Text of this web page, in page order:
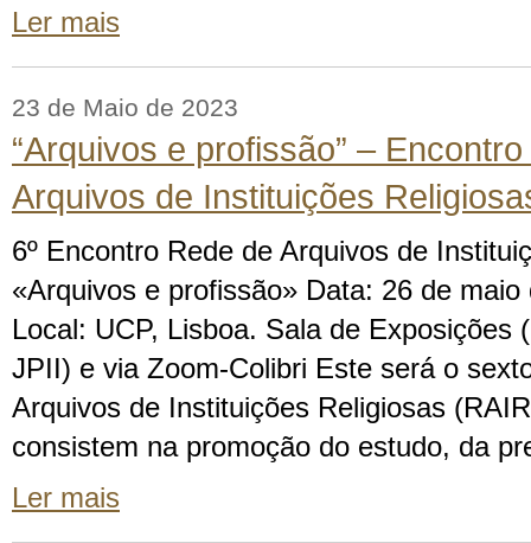
Ler mais
23 de Maio de 2023
“Arquivos e profissão” –
Arquivos de Instituições
6º Encontro Rede de Arquivos de
«Arquivos e profissão» Data: 26 de
Local: UCP, Lisboa. Sala de Exposições
JPII) e via Zoom-Colibri Este será o
Arquivos de Instituições Religiosas
consistem na promoção do estudo, da
Ler mais